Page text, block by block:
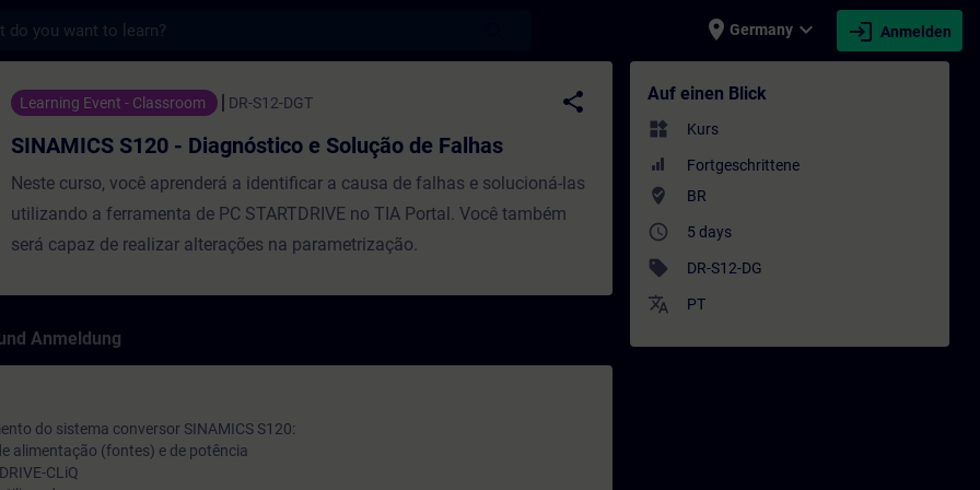
place Germany expand_more login Anmelden
- Diagnóstico e Solução de Falhas - Training - Schulung - Weiterbildung | SITRAIN
Learning Event - Classroom DR-S12-DGT
share
SINAMICS S120 - Diagnóstico e Solução de Falhas
Neste curso, você aprenderá a identificar a causa de falhas e solucioná-las
utilizando a ferramenta de PC STARTDRIVE no TIA Portal. Você também
será capaz de realizar alterações na parametrização.
Anmeldung
do sistema conversor SINAMICS S120:
alimentação (fontes) e de potência
CLiQ
Auf einen Blick
widgets Kurs
Fortgeschrittene
where_to_vote BR
access_time 5 days
sell DR-S12-DG
translate PT